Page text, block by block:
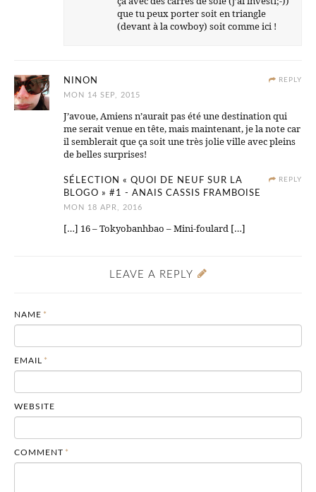
que tu peux porter soit en triangle
(devant à la cowboy) soit comme ici !
REPLY
NINON
MON 14 SEP, 2015
J’avoue, Amiens n’aurait pas été une destination qui
me serait venue en tête, mais maintenant, je la note car
il semblerait que ça soit une très jolie ville avec pleins
de belles surprises!
REPLY
SÉLECTION « QUOI DE NEUF SUR LA
BLOGO » #1 - ANAIS CASSIS FRAMBOISE
MON 18 APR, 2016
[…] 16 – Tokyobanhbao – Mini-foulard […]
LEAVE A REPLY
NAME *
EMAIL *
WEBSITE
COMMENT *